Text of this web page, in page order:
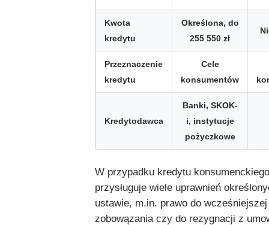
Kwota
kredytu
Określona, do
255 550 zł
Przeznaczenie
kredytu
Cele
konsumentów
Kredytodawca
Banki, SKOK-
i, instytucje
pożyczkowe
W przypadku kredytu
przysługuje wiele uprawnień
ustawie, m.in. prawo do wcześniejszej
zobowązania czy do rezygnacji z